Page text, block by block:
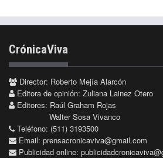
CrónicaViva
Director: Roberto Mejía Alarcón
Editora de opinión: Zuliana Lainez Otero
Editores: Raúl Graham Rojas
Walter Sosa Vivanco
Teléfono: (511) 3193500
Email: prensacronicaviva@gmail.com
Publicidad online: